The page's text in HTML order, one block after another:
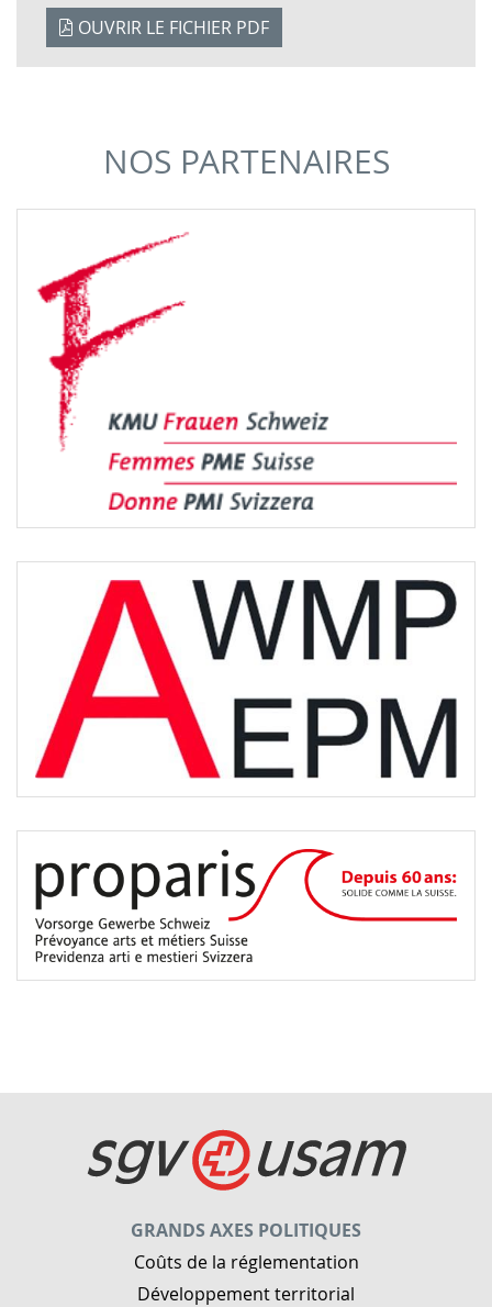
OUVRIR LE FICHIER PDF
NOS PARTENAIRES
GRANDS AXES POLITIQUES
Coûts de la réglementation
Développement territorial